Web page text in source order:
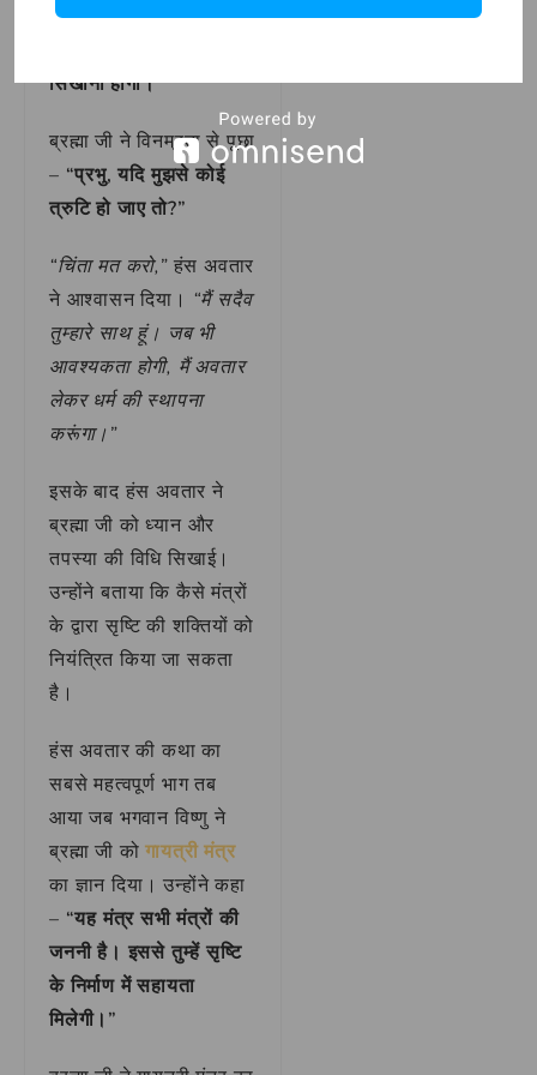
देता है, वैसे ही तुम्हें भी सत्य
सिखाना होगा।”
ब्रह्मा जी ने विनम्रता से पूछा
– “प्रभु, यदि मुझसे कोई
त्रुटि हो जाए तो?”
“चिंता मत करो,”हंस अवतार
ने आश्वासन दिया। “मैं सदैव
तुम्हारे साथ हूं। जब भी
आवश्यकता होगी, मैं अवतार
लेकर धर्म की स्थापना
करूंगा।”
इसके बाद हंस अवतार ने
ब्रह्मा जी को ध्यान और
तपस्या की विधि सिखाई।
उन्होंने बताया कि कैसे मंत्रों
के द्वारा सृष्टि की शक्तियों को
नियंत्रित किया जा सकता
है।
हंस अवतार की कथा का
सबसे महत्वपूर्ण भाग तब
आया जब भगवान विष्णु ने
ब्रह्मा जी कोगायत्री मंत्र
का ज्ञान दिया। उन्होंने कहा
– “यह मंत्र सभी मंत्रों की
जननी है। इससे तुम्हें सृष्टि
के निर्माण में सहायता
मिलेगी।”